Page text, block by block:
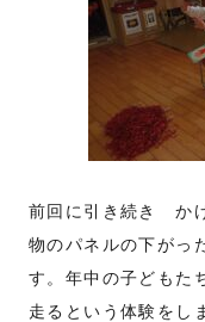
前回に引き続き か
物のパネルの下がっ
す。年中の子どもた
走るという体験をし